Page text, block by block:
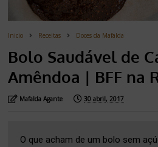
Inicio Receitas Doces da Mafalda
Bolo Saudável de
Amêndoa | BFF na
Mafalda Agante 30 abril, 2017
O que acham de um bolo sem